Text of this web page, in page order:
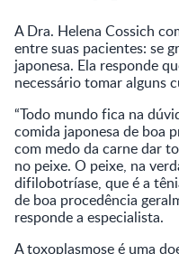
A Dra. Helena Cossich
entre suas pacientes: se
japonesa. Ela responde
necessário tomar alguns
“Todo mundo fica na
comida japonesa de boa
com medo da carne dar
no peixe. O peixe, na
difilobotríase, que é a
de boa procedência
responde a especialista.
A toxoplasmose é uma